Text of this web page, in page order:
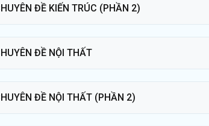
ĐỀ KIẾN TRÚC (PHẦN 2)
ĐỀ NỘI THẤT
ĐỀ NỘI THẤT (PHẦN 2)